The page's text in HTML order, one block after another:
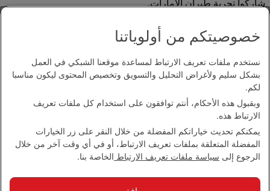
شاركوا تجربة طيران الإمارات.
بيان إمكانية الدخول
اتصل بنا
سياسة الخصوصية
الشروط والأحكام
سياسة ملفات تعريف الارتباط
بيان الشفافية بموجب قانون مكافحة العبودية الحديثة
خصوصيتكم من أولوياتنا
نستخدم ملفات تعريف الارتباط لمساعدة موقعنا الشبكي في العمل
بشكل سليم ولأغراض التحليل والتسويق وتخصيص المحتوى ليكون مناسبا
لكم.
وبقبول هذه الأحكام، أنتم توافقون على استخدام كل ملفات تعريف
الارتباط هذه.
يمكنكم تحديث خياراتكم المفضلة من خلال النقر على زر الخيارات
المفضلة المتعلقة بملفات تعريف الارتباط، أو في أي وقت آخر من خلال
الرجوع إلى سياسة ملفات تعريف الارتباط الخاصة بنا.